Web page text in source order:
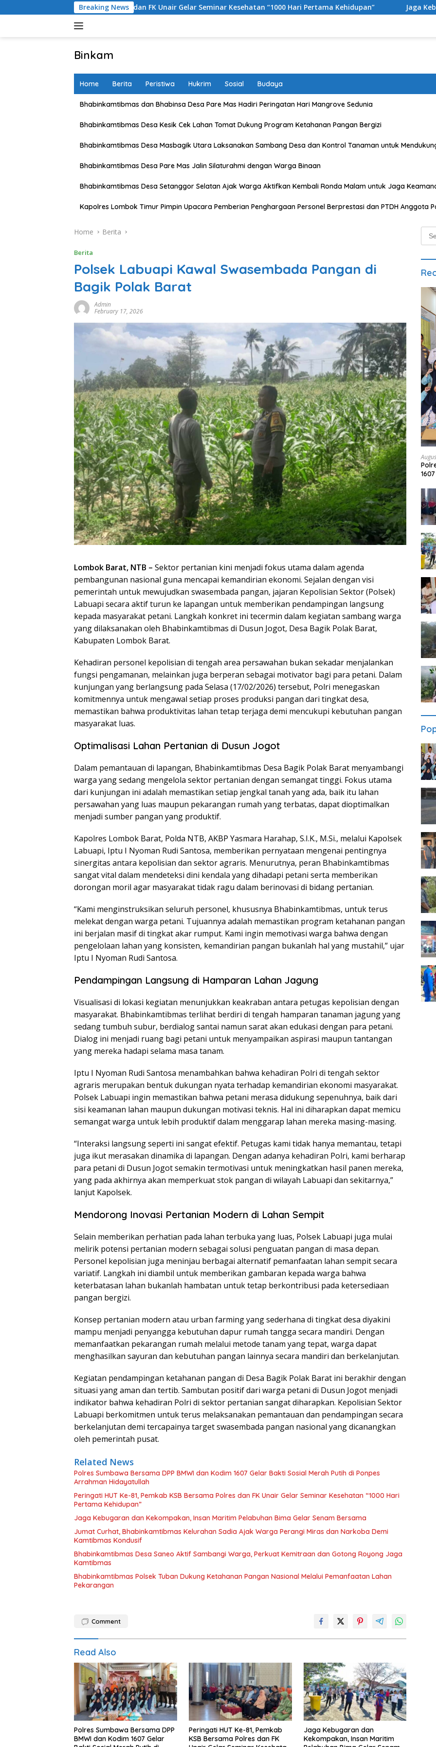
to
Breaking News
Polres dan FK Unair Gelar Seminar Kesehatan “1000 Hari Pertama Kehidupan” Jaga Kebugaran dan
Binkam
Home Berita Peristiwa Hukrim Sosial Budaya
Bhabinkamtibmas dan Bhabinsa Desa Pare Mas Hadiri Peringatan Hari Mangrove Sedunia
Bhabinkamtibmas Desa Kesik Cek Lahan Tomat Dukung Program Ketahanan Pangan Bergizi
Bhabinkamtibmas Desa Masbagik Utara Laksanakan Sambang Desa dan Kontrol Tanaman untuk
Bhabinkamtibmas Desa Pare Mas Jalin Silaturahmi dengan Warga Binaan
Bhabinkamtibmas Desa Setanggor Selatan Ajak Warga Aktifkan Kembali Ronda Malam untuk Jaga
Kapolres Lombok Timur Pimpin Upacara Pemberian Penghargaan Personel Berprestasi dan PTDH Anggota
Home Berita
Berita
Polsek Labuapi Kawal Swasembada Pangan di
Bagik Polak Barat
Admin
February 17, 2026
Lombok Barat, NTB – Sektor pertanian kini menjadi fokus utama dalam agenda
pembangunan nasional guna mencapai kemandirian ekonomi. Sejalan dengan visi
pemerintah untuk mewujudkan swasembada pangan, jajaran Kepolisian Sektor (Polsek)
Labuapi secara aktif turun ke lapangan untuk memberikan pendampingan langsung
kepada masyarakat petani. Langkah konkret ini tecermin dalam kegiatan sambang warga
yang dilaksanakan oleh Bhabinkamtibmas di Dusun Jogot, Desa Bagik Polak Barat,
Kabupaten Lombok Barat.
Kehadiran personel kepolisian di tengah area persawahan bukan sekadar menjalankan
fungsi pengamanan, melainkan juga berperan sebagai motivator bagi para petani. Dalam
kunjungan yang berlangsung pada Selasa (17/02/2026) tersebut, Polri menegaskan
komitmennya untuk mengawal setiap proses produksi pangan dari tingkat desa,
memastikan bahwa produktivitas lahan tetap terjaga demi mencukupi kebutuhan pangan
masyarakat luas.
Optimalisasi Lahan Pertanian di Dusun Jogot
Dalam pemantauan di lapangan, Bhabinkamtibmas Desa Bagik Polak Barat menyambangi
warga yang sedang mengelola sektor pertanian dengan semangat tinggi. Fokus utama
dari kunjungan ini adalah memastikan setiap jengkal tanah yang ada, baik itu lahan
persawahan yang luas maupun pekarangan rumah yang terbatas, dapat dioptimalkan
menjadi sumber pangan yang produktif.
Kapolres Lombok Barat, Polda NTB, AKBP Yasmara Harahap, S.I.K., M.Si., melalui Kapolsek
Labuapi, Iptu I Nyoman Rudi Santosa, memberikan pernyataan mengenai pentingnya
sinergitas antara kepolisian dan sektor agraris. Menurutnya, peran Bhabinkamtibmas
sangat vital dalam mendeteksi dini kendala yang dihadapi petani serta memberikan
dorongan moril agar masyarakat tidak ragu dalam berinovasi di bidang pertanian.
“Kami menginstruksikan seluruh personel, khususnya Bhabinkamtibmas, untuk terus
melekat dengan warga petani. Tujuannya adalah memastikan program ketahanan pangan
ini berjalan masif di tingkat akar rumput. Kami ingin memotivasi warga bahwa dengan
pengelolaan lahan yang konsisten, kemandirian pangan bukanlah hal yang mustahil,” ujar
Iptu I Nyoman Rudi Santosa.
Pendampingan Langsung di Hamparan Lahan Jagung
Visualisasi di lokasi kegiatan menunjukkan keakraban antara petugas kepolisian dengan
masyarakat. Bhabinkamtibmas terlihat berdiri di tengah hamparan tanaman jagung yang
sedang tumbuh subur, berdialog santai namun sarat akan edukasi dengan para petani.
Dialog ini menjadi ruang bagi petani untuk menyampaikan aspirasi maupun tantangan
yang mereka hadapi selama masa tanam.
Iptu I Nyoman Rudi Santosa menambahkan bahwa kehadiran Polri di tengah sektor
agraris merupakan bentuk dukungan nyata terhadap kemandirian ekonomi masyarakat.
Polsek Labuapi ingin memastikan bahwa petani merasa didukung sepenuhnya, baik dari
sisi keamanan lahan maupun dukungan motivasi teknis. Hal ini diharapkan dapat memicu
semangat warga untuk lebih produktif dalam menggarap lahan mereka masing-masing.
“Interaksi langsung seperti ini sangat efektif. Petugas kami tidak hanya memantau, tetapi
juga ikut merasakan dinamika di lapangan. Dengan adanya kehadiran Polri, kami berharap
para petani di Dusun Jogot semakin termotivasi untuk meningkatkan hasil panen mereka,
yang pada akhirnya akan memperkuat stok pangan di wilayah Labuapi dan sekitarnya,”
lanjut Kapolsek.
Mendorong Inovasi Pertanian Modern di Lahan Sempit
Selain memberikan perhatian pada lahan terbuka yang luas, Polsek Labuapi juga mulai
melirik potensi pertanian modern sebagai solusi penguatan pangan di masa depan.
Personel kepolisian juga meninjau berbagai alternatif pemanfaatan lahan sempit secara
variatif. Langkah ini diambil untuk memberikan gambaran kepada warga bahwa
keterbatasan lahan bukanlah hambatan untuk tetap berkontribusi pada ketersediaan
pangan bergizi.
Konsep pertanian modern atau urban farming yang sederhana di tingkat desa diyakini
mampu menjadi penyangga kebutuhan dapur rumah tangga secara mandiri. Dengan
memanfaatkan pekarangan rumah melalui metode tanam yang tepat, warga dapat
menghasilkan sayuran dan kebutuhan pangan lainnya secara mandiri dan berkelanjutan.
Kegiatan pendampingan ketahanan pangan di Desa Bagik Polak Barat ini berakhir dengan
situasi yang aman dan tertib. Sambutan positif dari warga petani di Dusun Jogot menjadi
indikator bahwa kehadiran Polri di sektor pertanian sangat diharapkan. Kepolisian Sektor
Labuapi berkomitmen untuk terus melaksanakan pemantauan dan pendampingan secara
berkelanjutan demi tercapainya target swasembada pangan nasional yang dicanangkan
oleh pemerintah pusat.
Related News
Polres Sumbawa Bersama DPP BMWI dan Kodim 1607 Gelar Bakti Sosial Merah Putih di Ponpes
Arrahman Hidayatullah
Peringati HUT Ke-81, Pemkab KSB Bersama Polres dan FK Unair Gelar Seminar Kesehatan “1000 Hari
Pertama Kehidupan”
Jaga Kebugaran dan Kekompakan, Insan Maritim Pelabuhan Bima Gelar Senam Bersama
Jumat Curhat, Bhabinkamtibmas Kelurahan Sadia Ajak Warga Perangi Miras dan Narkoba Demi
Kamtibmas Kondusif
Bhabinkamtibmas Desa Saneo Aktif Sambangi Warga, Perkuat Kemitraan dan Gotong Royong Jaga
Kamtibmas
Bhabinkamtibmas Polsek Tuban Dukung Ketahanan Pangan Nasional Melalui Pemanfaatan Lahan
Pekarangan
Comment
Read Also
Polres Sumbawa Bersama DPP
BMWI dan Kodim 1607 Gelar
Peringati HUT Ke-81, Pemkab
KSB Bersama Polres dan FK
Jaga Kebugaran dan
Kekompakan, Insan Maritim
for: